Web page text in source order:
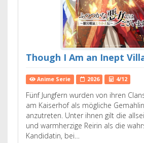
Though I Am an Inept
Anime Serie 2026 4/12
Fünf Jungfern wurden von ihren
am Kaiserhof als mögliche
anzutreten. Unter ihnen gilt die
und warmherzige Reirin als die
Kandidatin, bei…